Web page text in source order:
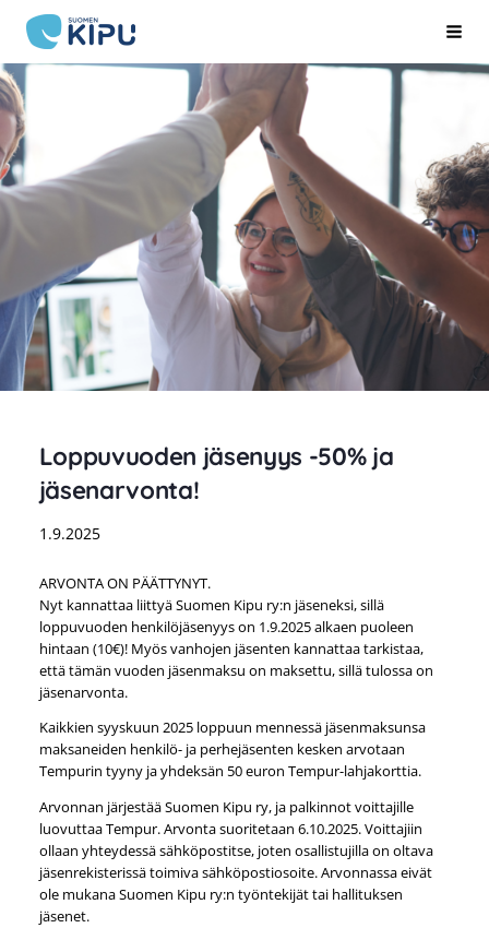
Siirry
sivun
sisältöön
Suomen Kipu ry
Loppuvuoden jäsenyys -50% ja
jäsenarvonta!
1.9.2025
ARVONTA ON PÄÄTTYNYT.
Nyt kannattaa liittyä Suomen Kipu ry:n jäseneksi, sillä
loppuvuoden henkilöjäsenyys on 1.9.2025 alkaen puoleen
hintaan (10€)! Myös vanhojen jäsenten kannattaa tarkistaa,
että tämän vuoden jäsenmaksu on maksettu, sillä tulossa on
jäsenarvonta.
Kaikkien syyskuun 2025 loppuun mennessä jäsenmaksunsa
maksaneiden henkilö- ja perhejäsenten kesken arvotaan
Tempurin tyyny ja yhdeksän 50 euron Tempur-lahjakorttia.
Arvonnan järjestää Suomen Kipu ry, ja palkinnot voittajille
luovuttaa Tempur. Arvonta suoritetaan 6.10.2025. Voittajiin
ollaan yhteydessä sähköpostitse, joten osallistujilla on oltava
jäsenrekisterissä toimiva sähköpostiosoite. Arvonnassa eivät
ole mukana Suomen Kipu ry:n työntekijät tai hallituksen
jäsenet.